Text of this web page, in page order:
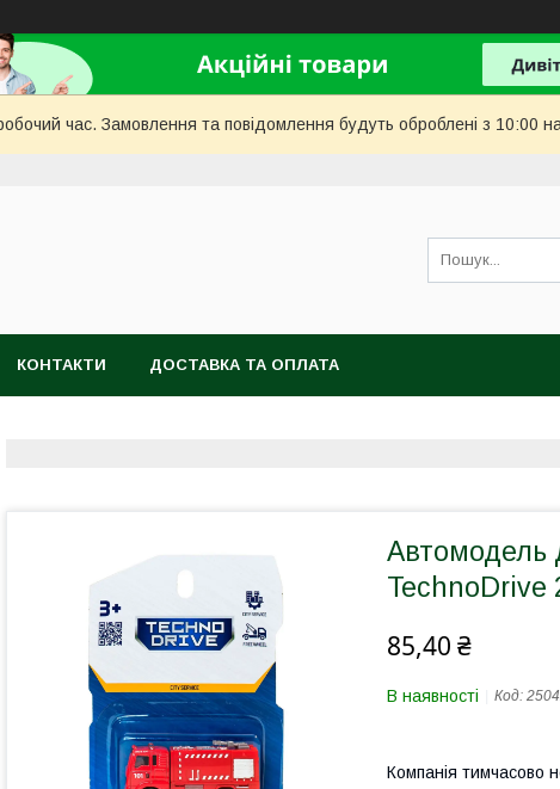
час. Замовлення та повідомлення будуть оброблені з 10:00
КОНТАКТИ ДОСТАВКА ТА ОПЛАТА
TechnoDrive
85,40 ₴
В наявності Код:
Компанія тимчасово